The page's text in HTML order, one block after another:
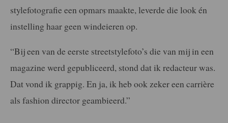
stylefotografie een opmars maakte, leverde die look én
instelling haar geen windeieren op.
“Bij een van de eerste streetstylefoto’s die van mij in een
magazine werd gepubliceerd, stond dat ik redacteur was.
Dat vond ik grappig. En ja, ik heb ook zeker een carrière
als fashion director geambieerd.”